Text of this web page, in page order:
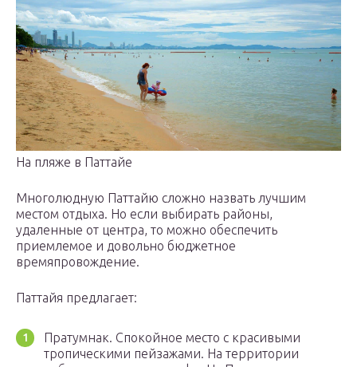
На пляже в Паттайе
Многолюдную Паттайю сложно назвать лучшим
местом отдыха. Но если выбирать районы,
удаленные от центра, то можно обеспечить
приемлемое и довольно бюджетное
времяпровождение.
Паттайя предлагает:
Пратумнак. Спокойное место с красивыми
тропическими пейзажами. На территории